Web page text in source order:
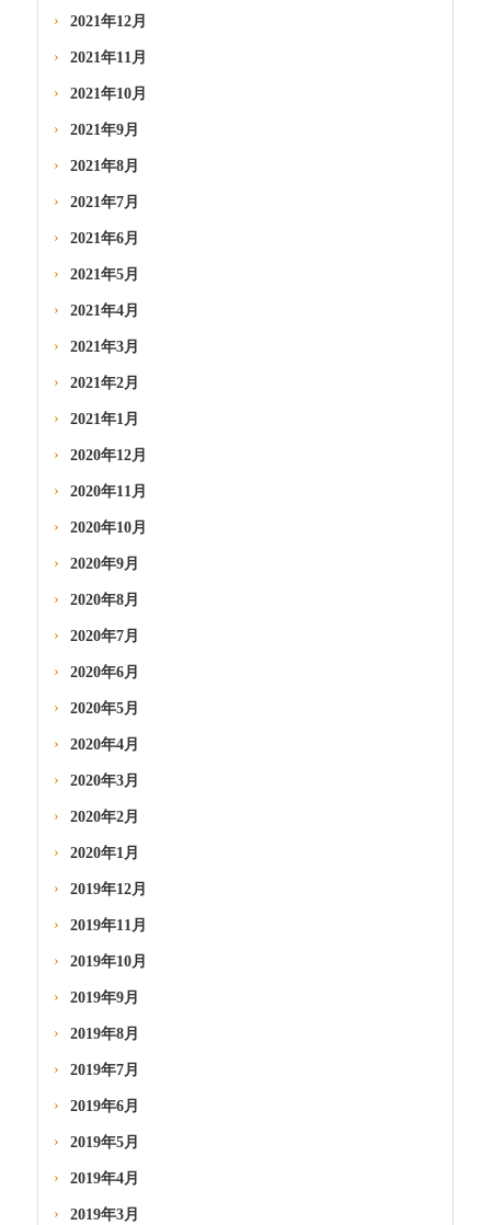
2021年12月
2021年11月
2021年10月
2021年9月
2021年8月
2021年7月
2021年6月
2021年5月
2021年4月
2021年3月
2021年2月
2021年1月
2020年12月
2020年11月
2020年10月
2020年9月
2020年8月
2020年7月
2020年6月
2020年5月
2020年4月
2020年3月
2020年2月
2020年1月
2019年12月
2019年11月
2019年10月
2019年9月
2019年8月
2019年7月
2019年6月
2019年5月
2019年4月
2019年3月